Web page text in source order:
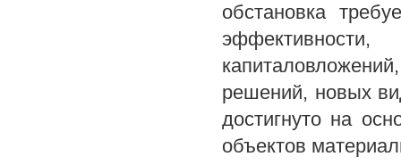
обстановка
решений, новых
достигнуто на
объектов